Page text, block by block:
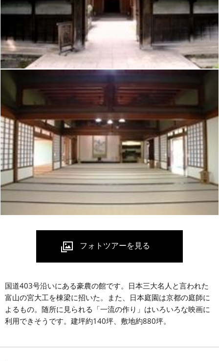
国道403号沿いにある豪農の館です。日本三大名人と言われた
富山の宮大工を棟梁に招いた。また、日本庭園は京都の庭師に
よるもの。随所に見られる「一流の作り」はいろいろな映画に
利用できそうです。建坪約140坪、敷地約880坪。